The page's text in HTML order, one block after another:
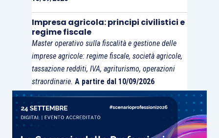
eseguito.
L’orientamento giurisprudenziale contrastante
Nonostante la stessa Corte di Cassazione abbia
apprezzato la sintesi della difesa definendola
intrisa di contenuti interessanti e certo non
infondati, ha concluso – come anticipato inincipit
Impresa agricola: principi civilistici e
regime fiscale
Master operativo sulla fiscalità e gestione delle
imprese agricole: regime fiscale, società agricole,
tassazione redditi, IVA, agriturismo, operazioni
straordinarie. A partire dal 10/09/2026